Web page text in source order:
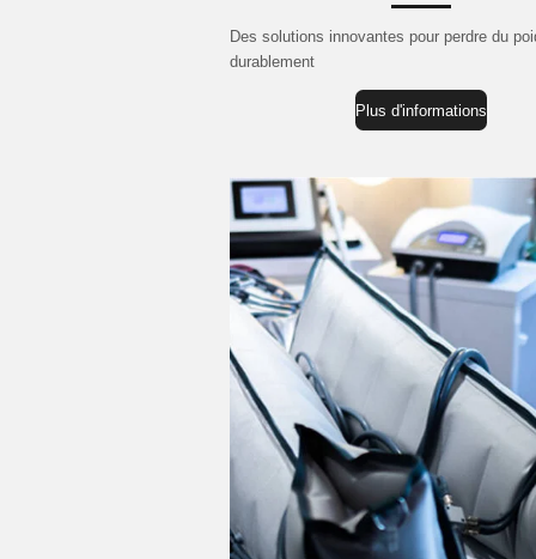
Des solutions innovantes pour perdre du
durablement
Plus d'informations